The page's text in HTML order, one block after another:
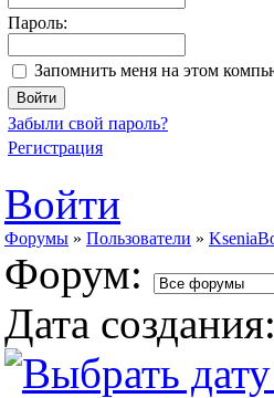
Пароль:
Запомнить меня на этом
Забыли свой пароль?
Регистрация
Войти
Форумы » Пользователи »
Форум:
Дата